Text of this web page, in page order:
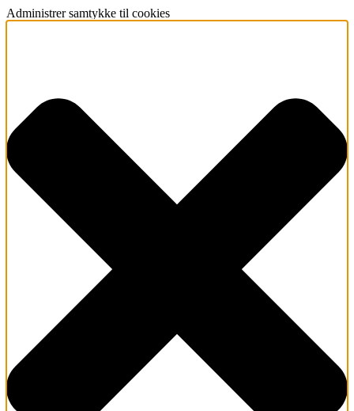
Administrer samtykke til cookies